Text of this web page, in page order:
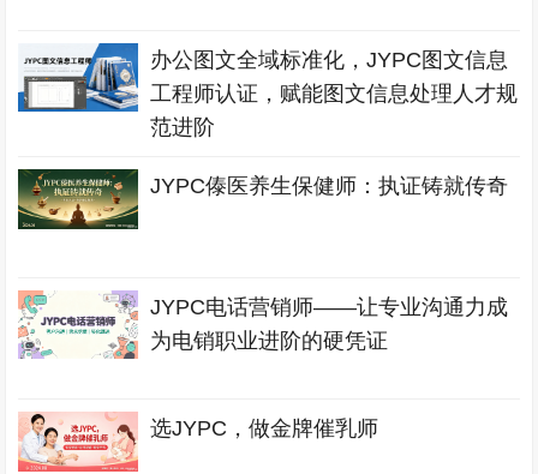
办公图文全域标准化，JYPC图文信息
工程师认证，赋能图文信息处理人才规
范进阶
JYPC傣医养生保健师：执证铸就传奇
JYPC电话营销师——让专业沟通力成
为电销职业进阶的硬凭证
选JYPC，做金牌催乳师